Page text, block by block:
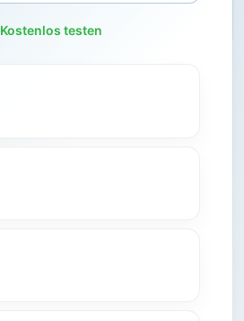
Kostenlos testen